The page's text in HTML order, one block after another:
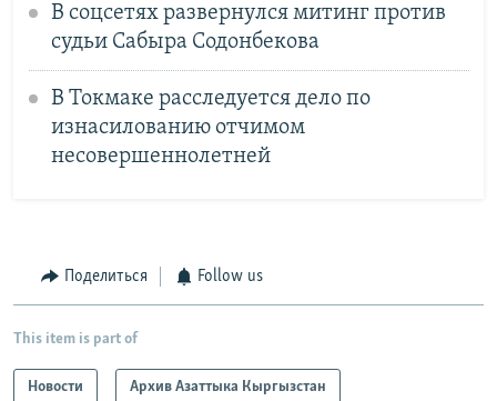
В соцсетях развернулся митинг против
судьи Сабыра Содонбекова
В Токмаке расследуется дело по
изнасилованию отчимом
несовершеннолетней
Поделиться Follow us
This item is part of
Новости Архив Азаттыка Кыргызстан